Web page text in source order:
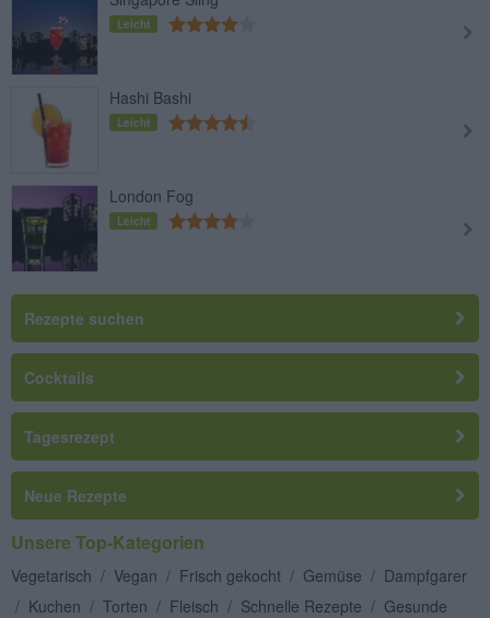
Leicht
Hashi Bashi
Leicht
London Fog
Leicht
Rezepte suchen
Cocktails
Tagesrezept
Neue Rezepte
Unsere Top-Kategorien
Vegetarisch / Vegan / Frisch gekocht / Gemüse / Dampfgarer
/ Kuchen / Torten / Fleisch / Schnelle Rezepte / Gesunde